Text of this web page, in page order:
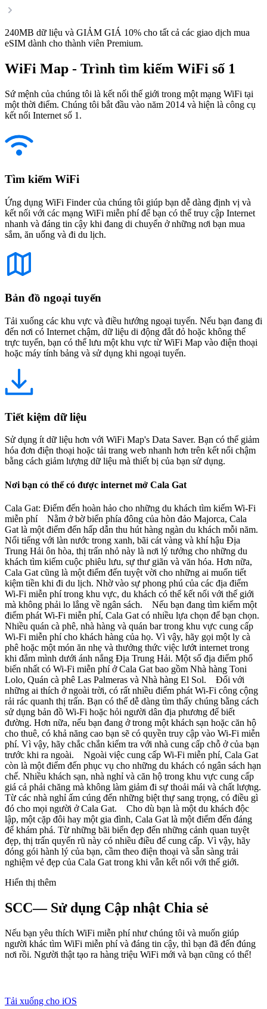
240MB dữ liệu và GIẢM GIÁ 10% cho tất cả các giao dịch mua
eSIM dành cho thành viên Premium.
WiFi Map - Trình tìm kiếm WiFi số 1
Sứ mệnh của chúng tôi là kết nối thế giới trong một mạng WiFi tại
một thời điểm. Chúng tôi bắt đầu vào năm 2014 và hiện là công cụ
kết nối Internet số 1.
Tìm kiếm WiFi
Ứng dụng WiFi Finder của chúng tôi giúp bạn dễ dàng định vị và
kết nối với các mạng WiFi miễn phí để bạn có thể truy cập Internet
nhanh và đáng tin cậy khi đang di chuyển ở những nơi bạn mua
sắm, ăn uống và đi du lịch.
Bản đồ ngoại tuyến
Tải xuống các khu vực và điều hướng ngoại tuyến. Nếu bạn đang đi
đến nơi có Internet chậm, dữ liệu di động đắt đỏ hoặc không thể
trực tuyến, bạn có thể lưu một khu vực từ WiFi Map vào điện thoại
hoặc máy tính bảng và sử dụng khi ngoại tuyến.
Tiết kiệm dữ liệu
Sử dụng ít dữ liệu hơn với WiFi Map's Data Saver. Bạn có thể giảm
hóa đơn điện thoại hoặc tải trang web nhanh hơn trên kết nối chậm
bằng cách giảm lượng dữ liệu mà thiết bị của bạn sử dụng.
Nơi bạn có thể có được internet mở Cala Gat
Cala Gat: Điểm đến hoàn hảo cho những du khách tìm kiếm Wi-Fi
miễn phí Nằm ở bờ biển phía đông của hòn đảo Majorca, Cala
Gat là một điểm đến hấp dẫn thu hút hàng ngàn du khách mỗi năm.
Nổi tiếng với làn nước trong xanh, bãi cát vàng và khí hậu Địa
Trung Hải ôn hòa, thị trấn nhỏ này là nơi lý tưởng cho những du
khách tìm kiếm cuộc phiêu lưu, sự thư giãn và văn hóa. Hơn nữa,
Cala Gat cũng là một điểm đến tuyệt vời cho những ai muốn tiết
kiệm tiền khi đi du lịch. Nhờ vào sự phong phú của các địa điểm
Wi-Fi miễn phí trong khu vực, du khách có thể kết nối với thế giới
mà không phải lo lắng về ngân sách. Nếu bạn đang tìm kiếm một
điểm phát Wi-Fi miễn phí, Cala Gat có nhiều lựa chọn để bạn chọn.
Nhiều quán cà phê, nhà hàng và quán bar trong khu vực cung cấp
Wi-Fi miễn phí cho khách hàng của họ. Vì vậy, hãy gọi một ly cà
phê hoặc một món ăn nhẹ và thưởng thức việc lướt internet trong
khi đắm mình dưới ánh nắng Địa Trung Hải. Một số địa điểm phổ
biến nhất có Wi-Fi miễn phí ở Cala Gat bao gồm Nhà hàng Toni
Lolo, Quán cà phê Las Palmeras và Nhà hàng El Sol. Đối với
những ai thích ở ngoài trời, có rất nhiều điểm phát Wi-Fi công cộng
rải rác quanh thị trấn. Bạn có thể dễ dàng tìm thấy chúng bằng cách
sử dụng bản đồ Wi-Fi hoặc hỏi người dân địa phương để biết
đường. Hơn nữa, nếu bạn đang ở trong một khách sạn hoặc căn hộ
cho thuê, có khả năng cao bạn sẽ có quyền truy cập vào Wi-Fi miễn
phí. Vì vậy, hãy chắc chắn kiểm tra với nhà cung cấp chỗ ở của bạn
trước khi ra ngoài. Ngoài việc cung cấp Wi-Fi miễn phí, Cala Gat
còn là một điểm đến phục vụ cho những du khách có ngân sách hạn
chế. Nhiều khách sạn, nhà nghỉ và căn hộ trong khu vực cung cấp
giá cả phải chăng mà không làm giảm đi sự thoải mái và chất lượng.
Từ các nhà nghỉ ấm cúng đến những biệt thự sang trọng, có điều gì
đó cho mọi người ở Cala Gat. Cho dù bạn là một du khách độc
lập, một cặp đôi hay một gia đình, Cala Gat là một điểm đến đáng
để khám phá. Từ những bãi biển đẹp đến những cảnh quan tuyệt
đẹp, thị trấn quyến rũ này có nhiều điều để cung cấp. Vì vậy, hãy
đóng gói hành lý của bạn, cầm theo điện thoại và sẵn sàng trải
nghiệm vẻ đẹp của Cala Gat trong khi vẫn kết nối với thế giới.
Hiển thị thêm
SCC— Sử dụng Cập nhật Chia sẻ
Nếu bạn yêu thích WiFi miễn phí như chúng tôi và muốn giúp
người khác tìm WiFi miễn phí và đáng tin cậy, thì bạn đã đến đúng
nơi rồi. Người thật tạo ra hàng triệu WiFi mới và bạn cũng có thể!
Tải xuống cho iOS